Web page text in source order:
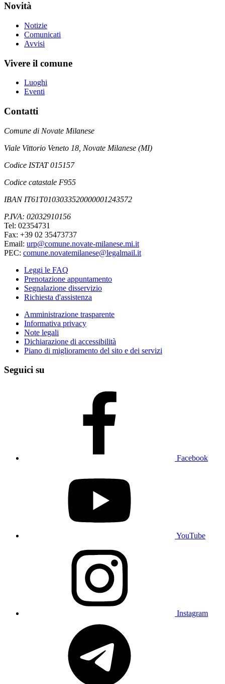
Novità
Notizie
Comunicati
Avvisi
Vivere il comune
Luoghi
Eventi
Contatti
Comune di Novate Milanese
Viale Vittorio Veneto 18, Novate Milanese (MI)
Codice ISTAT 015157
Codice catastale F955
IBAN IT61T0103033520000001243572
P.IVA: 02032910156
Tel: 02354731
Fax: +39 02 35473737
Email: urp@comune.novate-milanese.mi.it
PEC: comune.novatemilanese@legalmail.it
Leggi le FAQ
Prenotazione appuntamento
Segnalazione disservizio
Richiesta d'assistenza
Amministrazione trasparente
Informativa privacy
Note legali
Dichiarazione di accessibilità
Piano di miglioramento del sito e dei servizi
Seguici su
Facebook
YouTube
Instagram